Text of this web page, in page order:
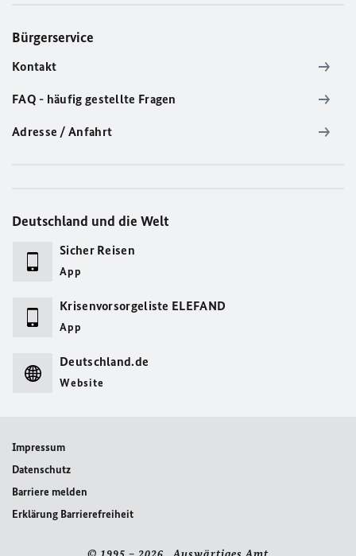
Bürgerservice
Kontakt
FAQ - häufig gestellte Fragen
Adresse / Anfahrt
Deutschland und die Welt
Sicher Reisen
App
Krisenvorsorgeliste ELEFAND
App
Deutschland.de
Website
Impressum
Datenschutz
Barriere melden
Erklärung Barrierefreiheit